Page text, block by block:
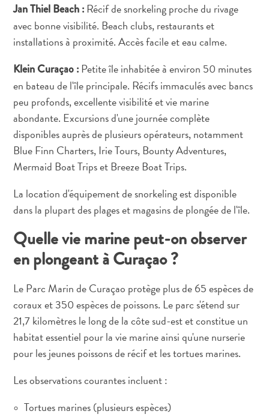
Curaçao
?
FAQs
Digital
Immigration
Card
Express
Jan Thiel Beach :Récif de snorkeling proche du rivage
avec bonne visibilité. Beach clubs, restaurants et
installations à proximité. Accès facile et eau calme.
Klein Curaçao :Petite île inhabitée à environ 50 minutes
en bateau de l'île principale. Récifs immaculés avec bancs
peu profonds, excellente visibilité et vie marine
abondante. Excursions d'une journée complète
disponibles auprès de plusieurs opérateurs, notamment
Blue Finn Charters, Irie Tours, Bounty Adventures,
Mermaid Boat Trips et Breeze Boat Trips.
La location d'équipement de snorkeling est disponible
dans la plupart des plages et magasins de plongée de l'île.
Quelle vie marine peut-on observer
en plongeant à Curaçao ?
Le Parc Marin de Curaçao protège plus de 65 espèces de
coraux et 350 espèces de poissons. Le parc s'étend sur
21,7 kilomètres le long de la côte sud-est et constitue un
habitat essentiel pour la vie marine ainsi qu'une nurserie
pour les jeunes poissons de récif et les tortues marines.
Les observations courantes incluent :
Tortues marines (plusieurs espèces)